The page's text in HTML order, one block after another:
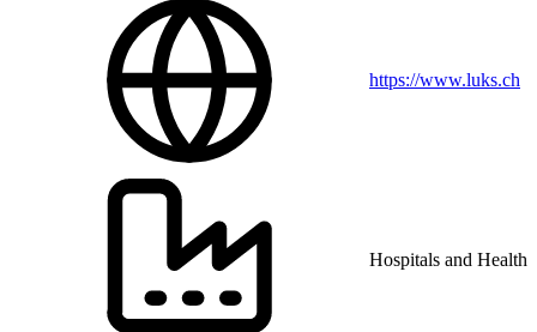
https://www.luks.ch
Hospitals and Health